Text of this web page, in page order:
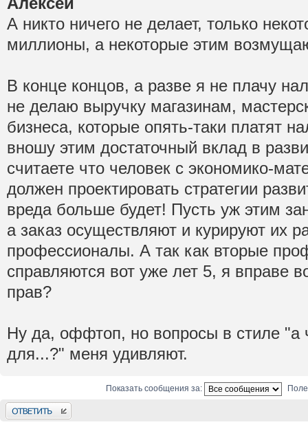
А никто ничего не делает, только
миллионы, а некоторые этим
В конце концов, а разве я не плачу
не делаю выручку магазинам,
бизнеса, которые опять-таки платят
вношу этим достаточный вклад в
считаете что человек с экономико-
должен проектировать стратегии
вреда больше будет! Пусть уж этим
а заказ осуществляют и курируют их
профессионалы. А так как вторые
справляются вот уже лет 5, я вправе
прав?
Ну да, оффтоп, но вопросы в стиле "а
для...?" меня удивляют.
Показать сообщения за:
Ответить